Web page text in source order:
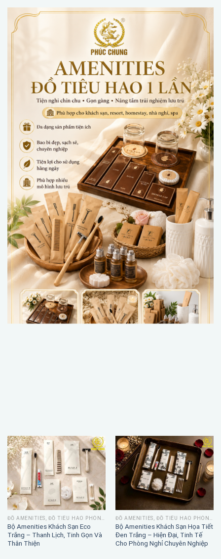
Bộ Amenities Khách Sạn Eco
Trắng – Thanh Lịch, Tinh Gọn Và
Thân Thiện
Bộ Amenities Khách Sạn Họa Tiết
Đen Trắng – Hiện Đại, Tinh Tế
Cho Phòng Nghỉ Chuyên Nghiệp